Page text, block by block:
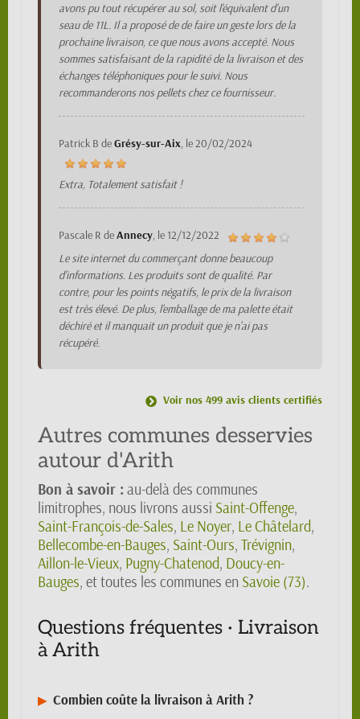
avons pu tout récupérer au sol, soit l'équivalent d'un
seau de 11L. Il a proposé de de faire un geste lors de la
prochaine livraison, ce que nous avons accepté. Nous
sommes satisfaisant de la rapidité de la livraison et des
échanges téléphoniques pour le suivi. Nous
recommanderons nos pellets chez ce fournisseur.
Patrick B deGrésy-sur-Aix, le20/02/2024
Extra, Totalement satisfait !
Pascale R deAnnecy, le 12/12/2022
Le site internet du commerçant donne beaucoup
d'informations. Les produits sont de qualité. Par
contre, pour les points négatifs, le prix de la livraison
est très élevé. De plus, l'emballage de ma palette était
déchiré et il manquait un produit que je n'ai pas
récupéré.
Voir nos 499 avis clients certifiés
Autres communes desservies
autour d'Arith
Bon à savoir : au-delà des communes
limitrophes, nous livrons aussi Saint-Offenge,
Saint-François-de-Sales, Le Noyer, Le Châtelard,
Bellecombe-en-Bauges, Saint-Ours, Trévignin,
Aillon-le-Vieux, Pugny-Chatenod, Doucy-en-
Bauges, et toutes les communes en Savoie (73).
Questions fréquentes · Livraison
à Arith
Combien coûte la livraison à Arith ?